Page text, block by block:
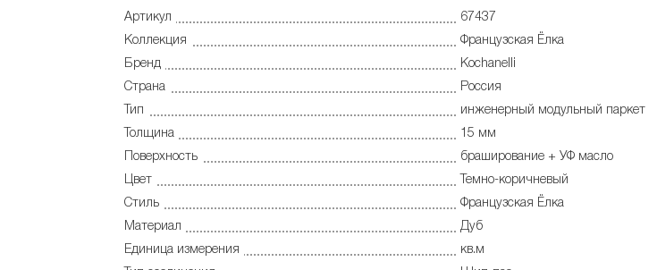
Артикул
67437
Коллекция
Французская Ёлка
Бренд
Kochanelli
Страна
Россия
Тип
инженерный модульный паркет
Толщина
15 мм
Поверхность
браширование + УФ масло
Цвет
Темно-коричневый
Стиль
Французская Ёлка
Материал
Дуб
Единица измерения
кв.м